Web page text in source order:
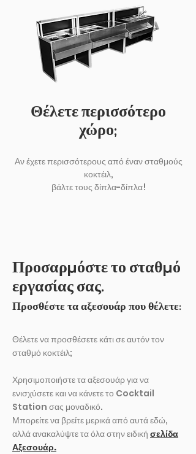
Θέλετε περισσότερο
χώρο;
Αν έχετε περισσότερους από έναν σταθμούς
κοκτέιλ,
βάλτε τους δίπλα-δίπλα!
Προσαρμόστε το σταθμό
εργασίας σας.
Προσθέστε τα αξεσουάρ που θέλετε:
Θέλετε να προσθέσετε κάτι σε αυτόν τον
σταθμό κοκτέιλ;
Χρησιμοποιήστε τα αξεσουάρ για να
ενισχύσετε και να κάνετε το Cocktail
Station σας μοναδικό.
Μπορείτε να βρείτε μερικά από αυτά εδώ,
αλλά ανακαλύψτε τα όλα στην ειδική σελίδα
Αξεσουάρ.